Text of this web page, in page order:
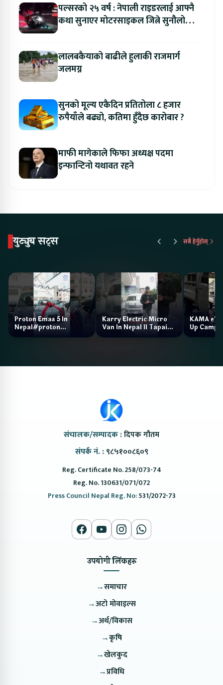
पल्सरको २५ वर्ष : नेपाली राइडरलाई आफ्नै
कथा सुनाएर मोटरसाइकल जित्ने सुनौलो
लालबकैयाको बाढीले हुलाकी राजमार्ग
जलमग्न
सुनको मूल्य एकैदिन प्रतितोला ८ हजार
रुपैयाँले बढ्यो, कतिमा हुँदैछ कारोबार ?
माफी मागेकाले फिफा अध्यक्ष पदमा
इन्फान्टिनो यथावत रहने
युट्युब सट्स सबै हेर्नुहोस्
Proton Emas 5 In
Nepal#proton
#protonemas5#protonnepal#evcarnepal
Karry Electric Micro
Van In Nepal II Tapaiko
Bazar II Jankari
KAMA eV
Up Camp
संचालक/सम्पादक :दिपक गौतम
संपर्क नं. : ९८५१००८६०९
Reg. Certificate No. 258/073-74
Reg. No. 130631/071/072
Press Council Nepal Reg. No:531/2072-73
उपयोगी लिंकहरु
→समाचार
→अटो मोवाइल्स
→अर्थ/विकास
→कृषि
→खेलकुद
→प्रविधि